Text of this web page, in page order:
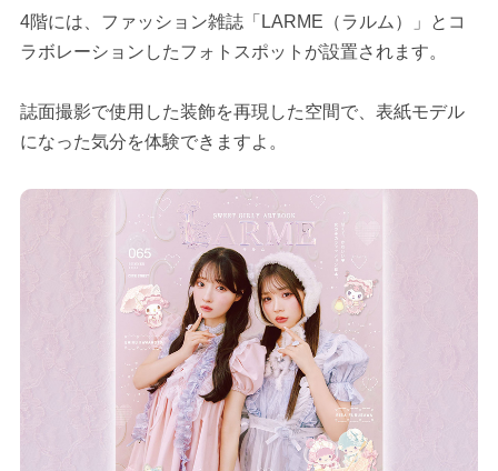
4階には、ファッション雑誌「LARME（ラルム）」とコ
ラボレーションしたフォトスポットが設置されます。
誌面撮影で使用した装飾を再現した空間で、表紙モデル
になった気分を体験できますよ。